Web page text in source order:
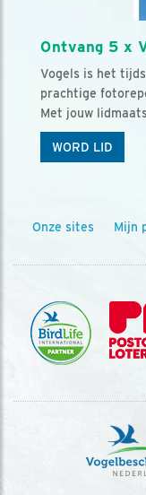
Ontvang 5 x
Vogels is het
prachtige
Met jouw
WORD LID
Onze sites Mijn